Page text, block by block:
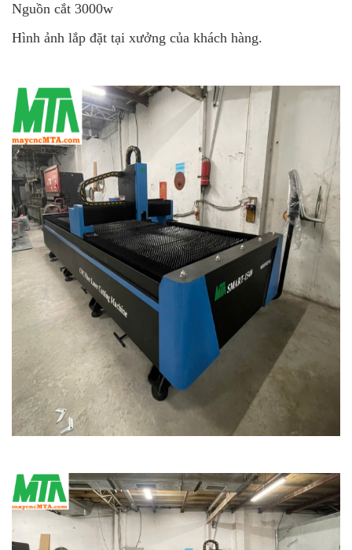
Nguồn cắt 3000w
Hình ảnh lắp đặt tại xưởng của khách hàng.